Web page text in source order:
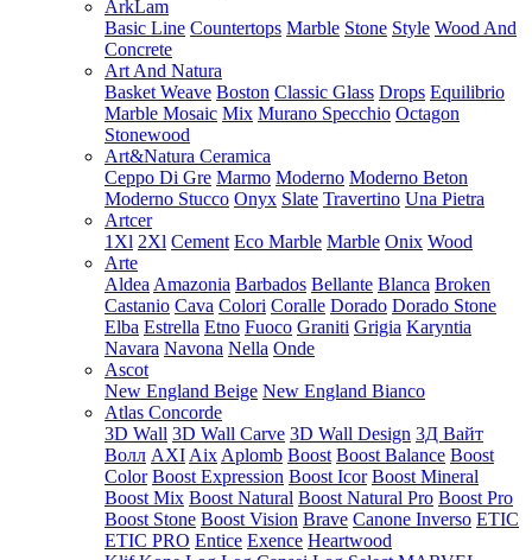
ArkLam
Basic Line Countertops Marble Stone Style Wood And
Concrete
Art And Natura
Basket Weave Boston Classic Glass Drops Equilibrio
Marble Mosaic Mix Murano Specchio Octagon
Stonewood
Art&Natura Ceramica
Ceppo Di Gre Marmo Moderno Moderno Beton
Moderno Stucco Onyx Slate Travertino Una Pietra
Artcer
1Xl 2Xl Cement Eco Marble Marble Onix Wood
Arte
Aldea Amazonia Barbados Bellante Blanca Broken
Castanio Cava Colori Coralle Dorado Dorado Stone
Elba Estrella Etno Fuoco Graniti Grigia Karyntia
Navara Navona Nella Onde
Ascot
New England Beige New England Bianco
Atlas Concorde
3D Wall 3D Wall Carve 3D Wall Design 3Д Вайт
Волл AXI Aix Aplomb Boost Boost Balance Boost
Color Boost Expression Boost Icor Boost Mineral
Boost Mix Boost Natural Boost Natural Pro Boost Pro
Boost Stone Boost Vision Brave Canone Inverso ETIC
ETIC PRO Entice Exence Heartwood